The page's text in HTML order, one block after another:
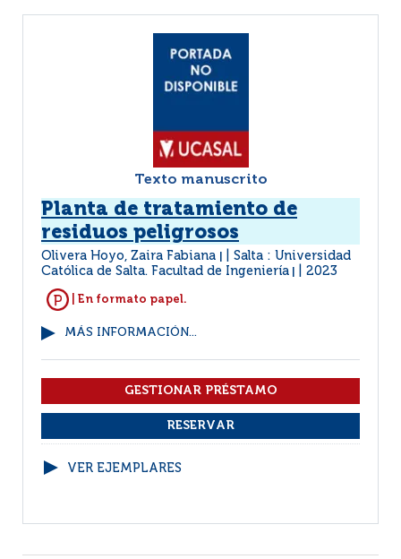
Texto manuscrito
Planta de tratamiento de
residuos peligrosos
Olivera Hoyo, Zaira Fabiana
Salta : Universidad
Católica de Salta. Facultad de Ingeniería
2023
| En formato papel.
MÁS INFORMACIÓN...
VER EJEMPLARES